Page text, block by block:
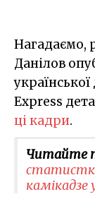
Нагадаємо,
Данілов
Express
ці кадри.
Читайте
камікадзе